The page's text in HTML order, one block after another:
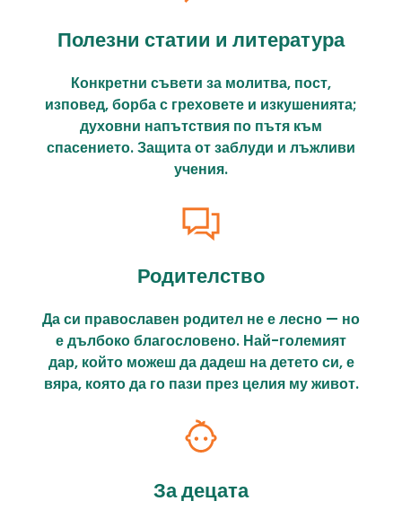
Полезни статии и литература
Конкретни съвети за молитва, пост,
изповед, борба с греховете и изкушенията;
духовни напътствия по пътя към
спасението. Защита от заблуди и лъжливи
учения.
Родителство
Да си православен родител не е лесно — но
е дълбоко благословено. Най-големият
дар, който можеш да дадеш на детето си, е
вяра, която да го пази през целия му живот.
За децата